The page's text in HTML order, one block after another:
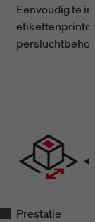
Eenvoudig te
Prestatie